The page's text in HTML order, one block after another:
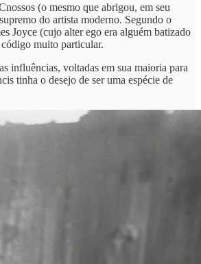
(o mesmo que abrigou, em seu
do artista moderno. Segundo o
Joyce (cujo alter ego era alguém batizado
muito particular.
influências, voltadas em sua maioria para
tinha o desejo de ser uma espécie de